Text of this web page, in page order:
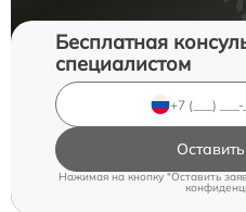
Бесплатная
специалистом
Нажимая на кнопку "Оставить